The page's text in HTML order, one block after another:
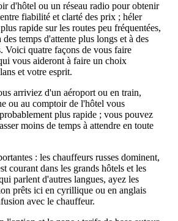
d'hôtel ou un réseau radio pour obtenir
fiabilité et clarté des prix ; héler
rapide sur les routes peu fréquentées,
temps d'attente plus longs et à des
Voici quatre façons de vous faire
vous aideront à faire un choix
et votre esprit.
arriviez d'un aéroport ou en train,
ou au comptoir de l'hôtel vous
plus rapide ; vous pouvez
moins de temps à attendre en toute
: les chauffeurs russes dominent,
courant dans les grands hôtels et les
parlent d'autres langues, ayez les
prêts ici en cyrillique ou en anglais
avec le chauffeur.